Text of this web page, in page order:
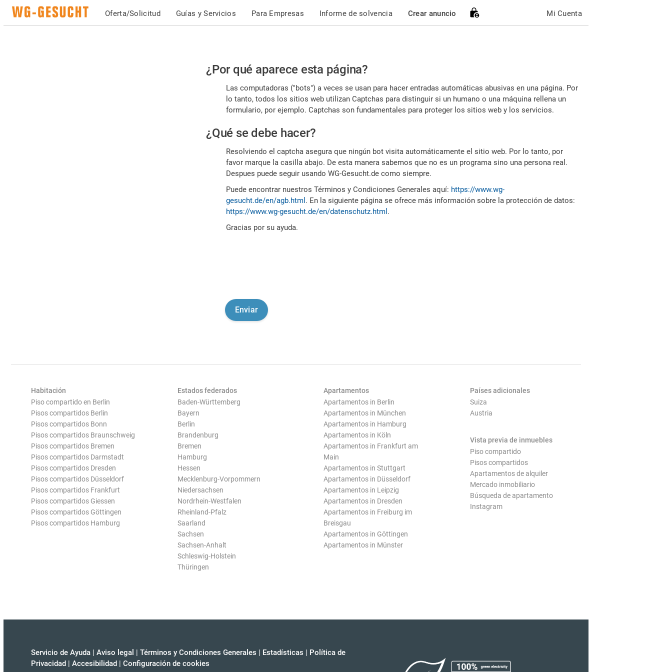
Oferta/Solicitud Guías y Servicios Para Empresas Informe de solvencia Crear anuncio Mi Cuenta
Por
favor,
confirme
es
humano
¿Por qué aparece esta página?
Las computadoras ("bots") a veces se usan para hacer entradas automáticas abusivas en una página. Por
lo tanto, todos los sitios web utilizan Captchas para distinguir si un humano o una máquina rellena un
formulario, por ejemplo. Captchas son fundamentales para proteger los sitios web y los servicios.
¿Qué se debe hacer?
Resolviendo el captcha asegura que ningún bot visita automáticamente el sitio web. Por lo tanto, por
favor marque la casilla abajo. De esta manera sabemos que no es un programa sino una persona real.
Despues puede seguir usando WG-Gesucht.de como siempre.
Puede encontrar nuestros Términos y Condiciones Generales aquí: https://www.wg-
gesucht.de/en/agb.html . En la siguiente página se ofrece más información sobre la protección de datos:
https://www.wg-gesucht.de/en/datenschutz.html .
Gracias por su ayuda.
Habitación
Piso compartido en Berlin
Pisos compartidos Berlin
Pisos compartidos Bonn
Pisos compartidos Braunschweig
Pisos compartidos Bremen
Pisos compartidos Darmstadt
Pisos compartidos Dresden
Pisos compartidos Düsseldorf
Pisos compartidos Frankfurt
Pisos compartidos Giessen
Pisos compartidos Göttingen
Pisos compartidos Hamburg
Estados federados
Baden-Württemberg
Bayern
Berlin
Brandenburg
Bremen
Hamburg
Hessen
Mecklenburg-Vorpommern
Niedersachsen
Nordrhein-Westfalen
Rheinland-Pfalz
Saarland
Sachsen
Sachsen-Anhalt
Schleswig-Holstein
Thüringen
Apartamentos
Apartamentos in Berlin
Apartamentos in München
Apartamentos in Hamburg
Apartamentos in Köln
Apartamentos in Frankfurt am
Main
Apartamentos in Stuttgart
Apartamentos in Düsseldorf
Apartamentos in Leipzig
Apartamentos in Dresden
Apartamentos in Freiburg im
Breisgau
Apartamentos in Göttingen
Apartamentos in Münster
Países adicionales
Suiza
Austria
Vista previa de inmuebles
Piso compartido
Pisos compartidos
Apartamentos de alquiler
Mercado inmobiliario
Búsqueda de apartamento
Instagram
Servicio de Ayuda | Aviso legal | Términos y Condiciones Generales | Estadísticas | Política de
Privacidad | Accesibilidad | Configuración de cookies